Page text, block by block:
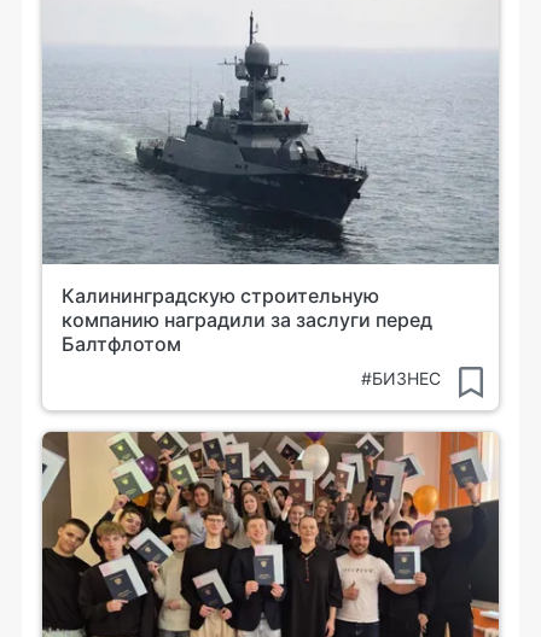
Калининградскую строительную
компанию наградили за заслуги перед
Балтфлотом
#БИЗНЕС